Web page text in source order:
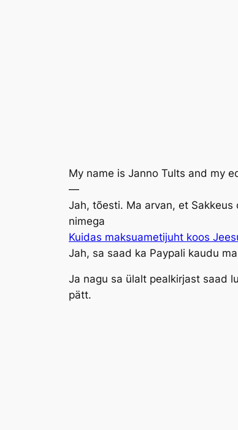
My name is Janno Tults and my
—
Jah, tõesti. Ma arvan, et
nimega
Kuidas maksuametijuht koos
Jah, sa saad ka Paypali kaudu
Ja nagu sa ülalt pealkirjast saad
pätt.